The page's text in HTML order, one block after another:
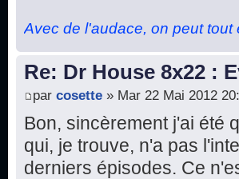
Avec de l'audace, on peut
Re: Dr House 8x22 :
par cosette » Mar 22 Mai 2012
Bon, sincèrement j'ai été
qui, je trouve, n'a pas
derniers épisodes. Ce